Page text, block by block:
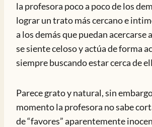
la profesora poco a poco de los
lograr un trato más cercano e
a los demás que puedan acercarse
se siente celoso y actúa de forma
siempre buscando estar cerca de
Parece grato y natural, sin
momento la profesora no sabe
de “favores” aparentemente